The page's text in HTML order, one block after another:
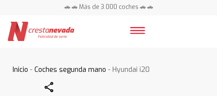
🚗 🚗 Más de 3.000 coches 🚗 🚗
Inicio -Coches segunda mano - Hyundai i20
Share